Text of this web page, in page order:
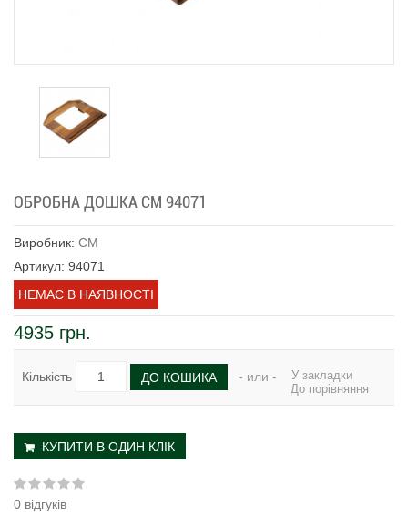
ОБРОБНА ДОШКА CM 94071
Виробник: CM
Артикул: 94071
НЕМАЄ В НАЯВНОСТІ
4935 грн.
Кількість ДО КОШИКА - или -
У закладки
До порівняння
КУПИТИ В ОДИН КЛІК
0 відгуків